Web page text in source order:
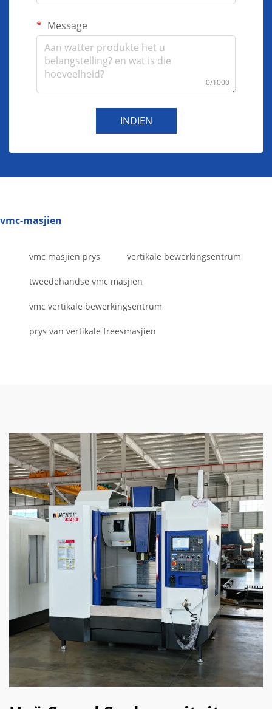
Message
0/1000
INDIEN
vmc-masjien
vmc masjien prys vertikale bewerkingsentrum
tweedehandse vmc masjien
vmc vertikale bewerkingsentrum
prys van vertikale freesmasjien